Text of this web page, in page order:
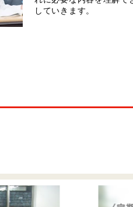
していきます。